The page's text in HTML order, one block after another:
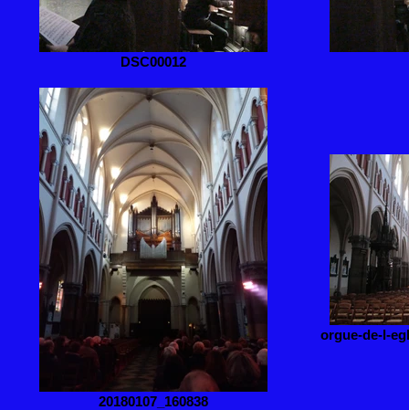
DSC00012
20180107_160838
orgue-de-l-